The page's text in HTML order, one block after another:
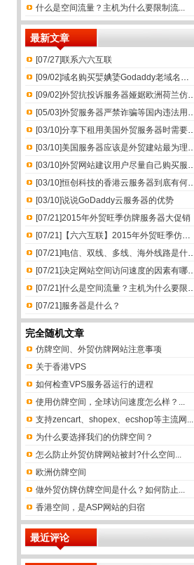
什么是空间流量？主机为什么要限制流...
最新文章
[07/27]联系六六互联
[09/02]域名购买婯婰婱Godaddy老域名出售,已备案域名,百度权重域名,高pr搜狗收录域名,外链反链老域名交易
[09/02]外贸抗投诉服务器娅婮欧洲荷兰仿牌外贸服务器租用,国外免投诉vps,防投诉主机空间美国仿牌vps推荐
[05/03]外贸服务器严禁诈骗等国内违法用途，国内在严打诈骗。
[03/10]分享下租用美国外贸服务器时需要注意的要素
[03/10]美国服务器应该是外贸建站最为理想的选择
[03/10]外贸网站建议用户尽量自己购买服务器
[03/10]恒创科技的香港云服务器到底有何魅力?
[03/10]说说GoDaddy云服务器的优势
[07/21]2015年外贸旺季仿牌服务器大促销
[07/21] 【六六互联】2015年外贸旺季仿牌服务器大促销。保证稳定！
[07/21]电信、双线、多线、海外线路是什么意思？
[07/21]决定网站空间访问速度的因素有哪些？
[07/21]什么是空间流量？主机为什么要限制流量？
[07/21]服务器是什么？
完全随机文章
仿牌空间、外贸仿牌网站注意事项
关于香港VPS
如何检查VPS服务器运行的进程
使用仿牌空间，全球访问速度怎么样？...
支持zencart、shopex、ecshop等主流网...
为什么要选择我们的仿牌空间？
怎么防止外贸仿牌网站被封?什么空间...
欧洲仿牌空间
做外贸仿牌仿牌空间是什么？如何防止...
香港空间，是ASP网站的归宿
最近评论